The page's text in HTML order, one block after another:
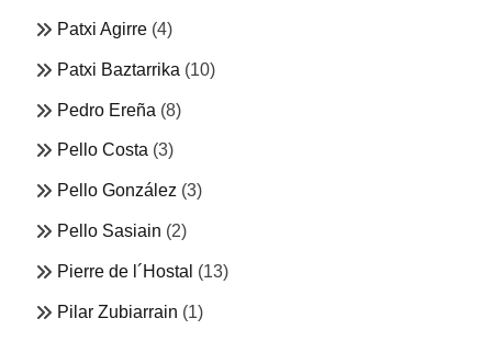
Patxi Agirre (4)
Patxi Baztarrika (10)
Pedro Ereña (8)
Pello Costa (3)
Pello González (3)
Pello Sasiain (2)
Pierre de l´Hostal (13)
Pilar Zubiarrain (1)